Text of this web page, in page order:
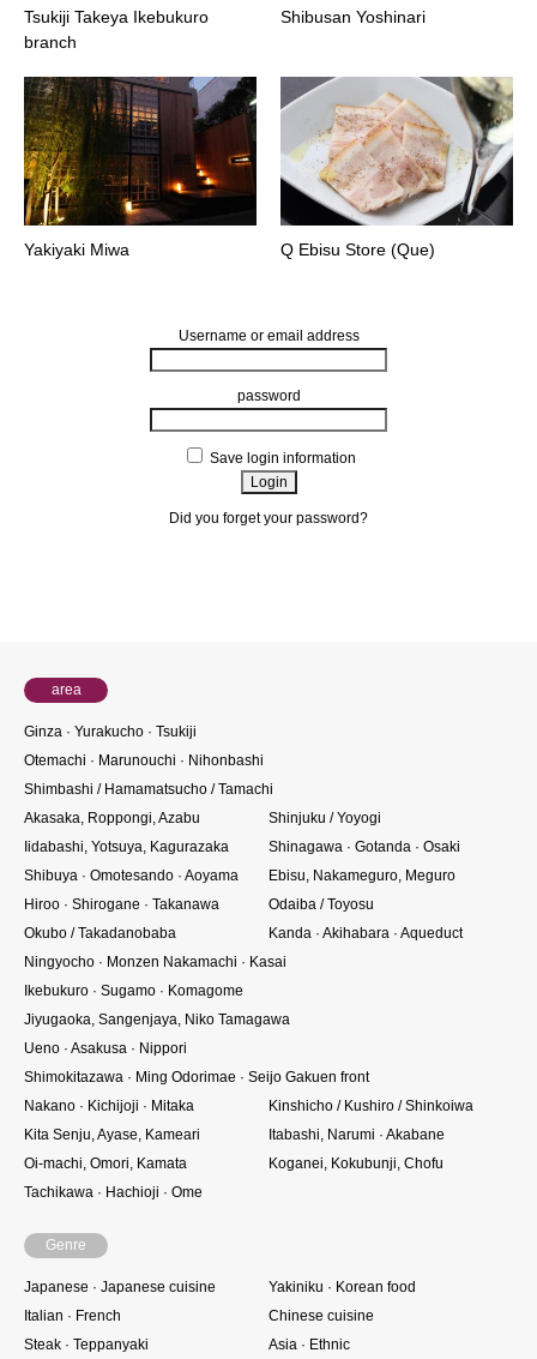
Tsukiji Takeya Ikebukuro
branch
Shibusan Yoshinari
Yakiyaki Miwa Q Ebisu Store (Que)
Username or email address
password
Save login information
Did you forget your password?
area
Ginza · Yurakucho · Tsukiji
Otemachi · Marunouchi · Nihonbashi
Shimbashi / Hamamatsucho / Tamachi
Akasaka, Roppongi, Azabu
Shinjuku / Yoyogi
Iidabashi, Yotsuya, Kagurazaka
Shinagawa · Gotanda · Osaki
Shibuya · Omotesando · Aoyama
Ebisu, Nakameguro, Meguro
Hiroo · Shirogane · Takanawa
Odaiba / Toyosu
Okubo / Takadanobaba
Kanda · Akihabara · Aqueduct
Ningyocho · Monzen Nakamachi · Kasai
Ikebukuro · Sugamo · Komagome
Jiyugaoka, Sangenjaya, Niko Tamagawa
Ueno · Asakusa · Nippori
Shimokitazawa · Ming Odorimae · Seijo Gakuen front
Nakano · Kichijoji · Mitaka
Kinshicho / Kushiro / Shinkoiwa
Kita Senju, Ayase, Kameari
Itabashi, Narumi · Akabane
Oi-machi, Omori, Kamata
Koganei, Kokubunji, Chofu
Tachikawa · Hachioji · Ome
Genre
Japanese · Japanese cuisine
Yakiniku · Korean food
Italian · French
Chinese cuisine
Steak · Teppanyaki
Asia · Ethnic